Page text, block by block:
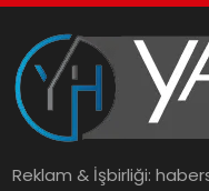
Reklam & İşbirliği: